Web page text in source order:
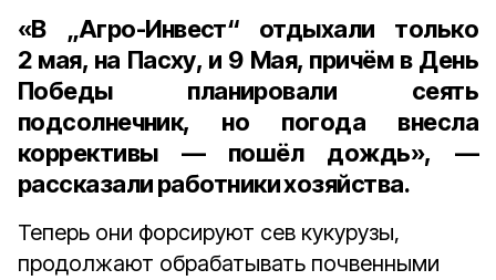
«В „Агро-Инвест“ отдыхали только
2 мая, на Пасху, и 9 Мая, причём в День
Победы планировали сеять
подсолнечник, но погода внесла
коррективы — пошёл дождь», —
рассказали работники хозяйства.
Теперь они форсируют сев кукурузы,
продолжают обрабатывать почвенными